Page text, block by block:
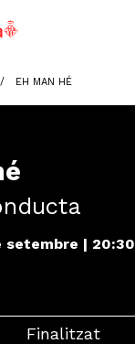
EH MAN HÉ
setembre |
Finalitzat